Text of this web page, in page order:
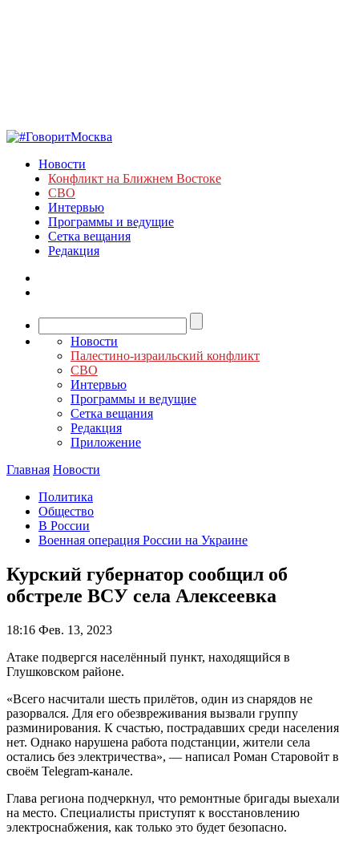
Новости
Конфликт на Ближнем Востоке
СВО
Интервью
Программы и ведущие
Сетка вещания
Редакция
Новости
Палестино-израильский конфликт
СВО
Интервью
Программы и ведущие
Сетка вещания
Редакция
Приложение
Главная Новости
Политика
Общество
В России
Военная операция России на Украине
Курский губернатор сообщил об
обстреле ВСУ села Алексеевка
18:16 Фев. 13, 2023
Атаке подвергся населённый пункт, находящийся в
Глушковском районе.
«Всего насчитали шесть прилётов, один из снарядов не
разорвался. Для его обезвреживания вызвали группу
разминирования. К счастью, пострадавших среди населения
нет. Однако нарушена работа подстанции, жители села
остались без электричества», — написал Роман Старовойт в
своём Telegram-канале.
Глава региона подчеркнул, что ремонтные бригады выехали
на место. Специалисты приступят к восстановлению
электроснабжения, как только это будет безопасно.